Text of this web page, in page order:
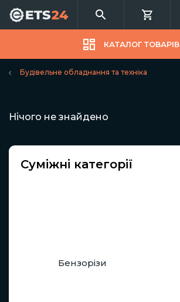
КАТАЛОГ ТОВАРІВ
Будівельне обладнання та техніка
Нічого не знайдено
Суміжні категорії
Бензорізи